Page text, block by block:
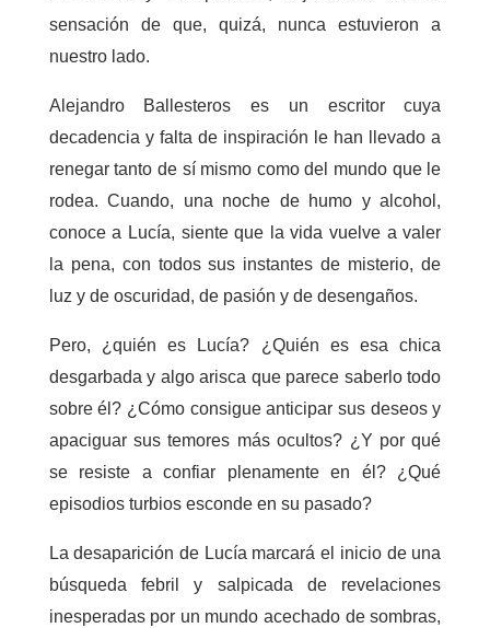
sensación de que, quizá, nunca estuvieron a
nuestro lado.
Alejandro Ballesteros es un escritor cuya
decadencia y falta de inspiración le han llevado a
renegar tanto de sí mismo como del mundo que le
rodea. Cuando, una noche de humo y alcohol,
conoce a Lucía, siente que la vida vuelve a valer
la pena, con todos sus instantes de misterio, de
luz y de oscuridad, de pasión y de desengaños.
Pero, ¿quién es Lucía? ¿Quién es esa chica
desgarbada y algo arisca que parece saberlo todo
sobre él? ¿Cómo consigue anticipar sus deseos y
apaciguar sus temores más ocultos? ¿Y por qué
se resiste a confiar plenamente en él? ¿Qué
episodios turbios esconde en su pasado?
La desaparición de Lucía marcará el inicio de una
búsqueda febril y salpicada de revelaciones
inesperadas por un mundo acechado de sombras,